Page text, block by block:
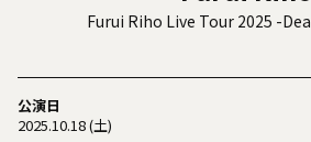
Furui Riho Live Tour 2025 -
公演日
2025.10.18 (土)